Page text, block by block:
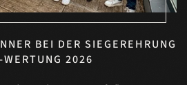
BEI DER SIEGEREHRUNG
2026